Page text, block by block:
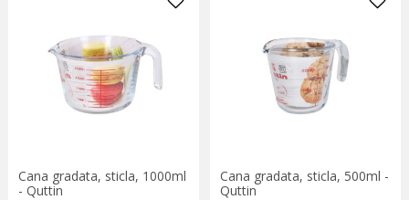
Cana gradata, sticla, 1000ml
- Quttin
Cana gradata, sticla, 500ml -
Quttin